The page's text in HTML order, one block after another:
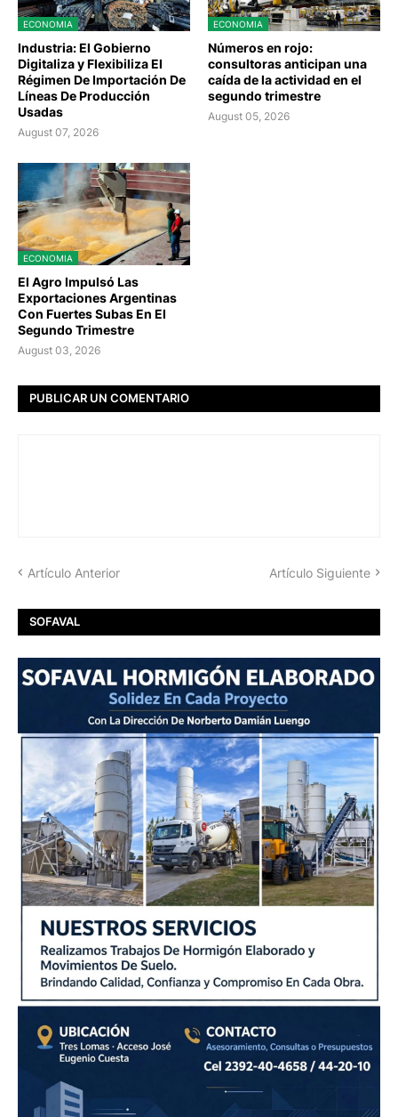
ECONOMIA
Industria: El Gobierno
Digitaliza y Flexibiliza El
Régimen De Importación De
Líneas De Producción
Usadas
August 07, 2026
ECONOMIA
Números en rojo:
consultoras anticipan una
caída de la actividad en el
segundo trimestre
August 05, 2026
ECONOMIA
El Agro Impulsó Las
Exportaciones Argentinas
Con Fuertes Subas En El
Segundo Trimestre
August 03, 2026
PUBLICAR UN COMENTARIO
Artículo Anterior Artículo Siguiente
SOFAVAL